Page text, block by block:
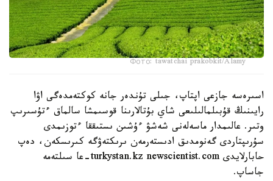
Фото: tawatchai prakobkit/Alamy
اسىرەسە جازعى اپتاپ، جىلى تۇندەر جانە كوكتەمدەگى اۋا
رايىنىڭ قۇبىلمالىلىعى شاي بۇتالارىنا قوسىمشا سالماق ءتۇسىرىپ
وتىر. عالىمدار ماسەلەنى شەشۋ ءۇشىن ىستىققا ءتوزىمدى
سۇرىپتاردى گەنومدىق ادىستەرمەن ىرىكتەۋگە كىرىسكەن، دەپ
حابارلايدى turkystan.kz newscientist.com-عا سىلتەمە
جاساپ.